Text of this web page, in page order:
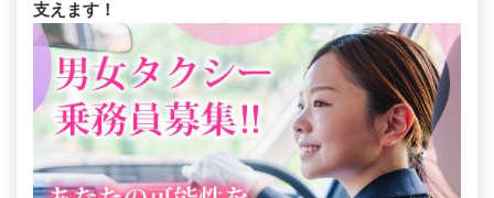
支えます！